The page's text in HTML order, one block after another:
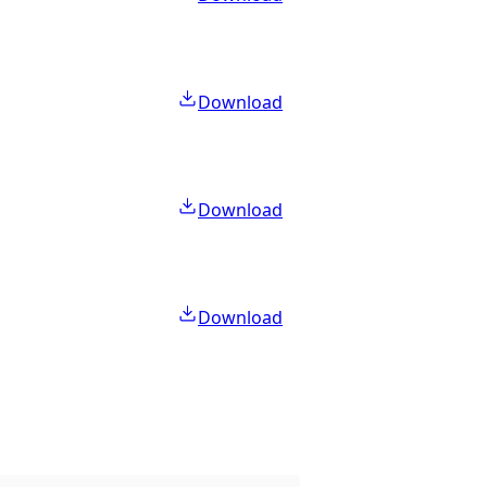
Download
Download
Download